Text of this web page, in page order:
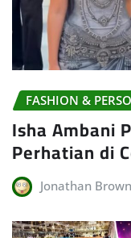
FASHION &
Isha Ambani
Perhatian di
Jonathan Brown